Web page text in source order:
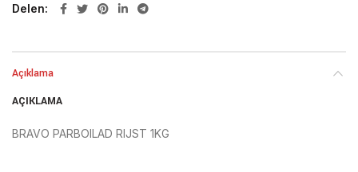
Delen
Açıklama
AÇIKLAMA
BRAVO PARBOILAD RIJST 1KG